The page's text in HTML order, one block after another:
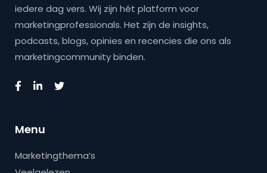
iedere dag vers. Wij zijn hét platform voor
marketingprofessionals. Het zijn de insights,
podcasts, blogs, opinies en recencies die ons als
marketingcommunity binden.
Menu
Marketingthema’s